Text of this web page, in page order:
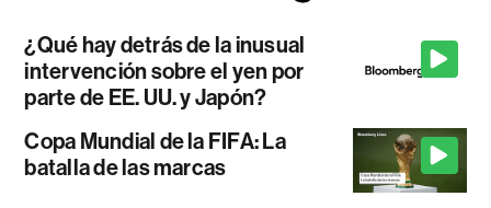
¿Qué hay detrás de la inusual
intervención sobre el yen por
parte de EE. UU. y Japón?
Copa Mundial de la FIFA: La
batalla de las marcas